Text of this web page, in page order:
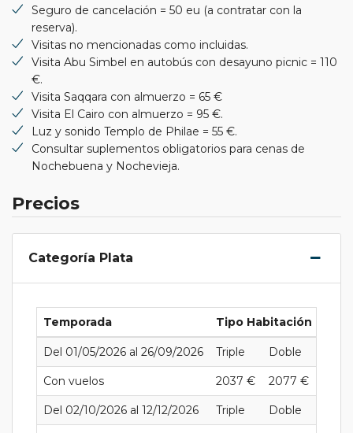
Seguro de cancelación = 50 eu (a contratar con la
reserva).
Visitas no mencionadas como incluidas.
Visita Abu Simbel en autobús con desayuno picnic = 110
€.
Visita Saqqara con almuerzo = 65 €
Visita El Cairo con almuerzo = 95 €.
Luz y sonido Templo de Philae = 55 €.
Consultar suplementos obligatorios para cenas de
Nochebuena y Nochevieja.
Precios
Categoría Plata
Temporada Tipo Habitación
Del 01/05/2026 al 26/09/2026 Triple Doble
Con vuelos 2037 € 2077 €
Del 02/10/2026 al 12/12/2026 Triple Doble